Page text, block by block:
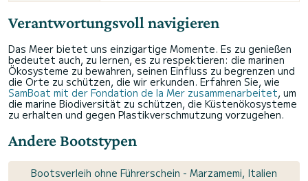
Verantwortungsvoll navigieren
Das Meer bietet uns einzigartige Momente. Es zu genießen
bedeutet auch, zu lernen, es zu respektieren: die marinen
Ökosysteme zu bewahren, seinen Einfluss zu begrenzen und
die Orte zu schützen, die wir erkunden. Erfahren Sie, wie
SamBoat mit der Fondation de la Mer zusammenarbeitet, um
die marine Biodiversität zu schützen, die Küstenökosysteme
zu erhalten und gegen Plastikverschmutzung vorzugehen.
Andere Bootstypen
Bootsverleih ohne Führerschein - Marzamemi, Italien